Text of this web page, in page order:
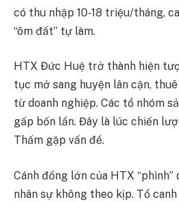
có thu nhập 10-18 triệu/tháng,
“ôm đất” tự làm.
HTX Đức Huệ trở thành hiện
tục mở sang huyện lân cận,
từ doanh nghiệp. Các tổ nhóm
gấp bốn lần. Đây là lúc chiến
Thấm gặp vấn đề.
Cánh đồng lớn của HTX “phình”
nhân sự không theo kịp. Tổ